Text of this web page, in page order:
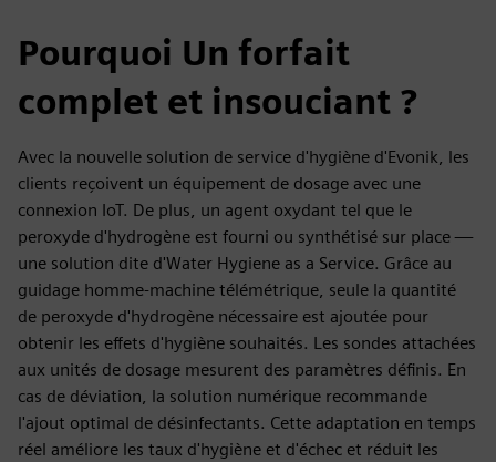
Pourquoi Un forfait
complet et insouciant ?
Avec la nouvelle solution de service d'hygiène d'Evonik, les
clients reçoivent un équipement de dosage avec une
connexion IoT. De plus, un agent oxydant tel que le
peroxyde d'hydrogène est fourni ou synthétisé sur place —
une solution dite d'Water Hygiene as a Service. Grâce au
guidage homme-machine télémétrique, seule la quantité
de peroxyde d'hydrogène nécessaire est ajoutée pour
obtenir les effets d'hygiène souhaités. Les sondes attachées
aux unités de dosage mesurent des paramètres définis. En
cas de déviation, la solution numérique recommande
l'ajout optimal de désinfectants. Cette adaptation en temps
réel améliore les taux d'hygiène et d'échec et réduit les